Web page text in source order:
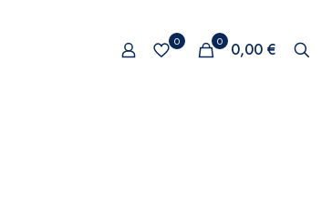
0 0 0,00 €